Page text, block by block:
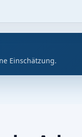
Einschätzung.